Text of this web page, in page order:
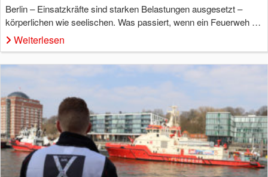
Berlin – Einsatzkräfte sind starken Belastungen ausgesetzt –
körperlichen wie seelischen. Was passiert, wenn ein Feuerweh …
Weiterlesen